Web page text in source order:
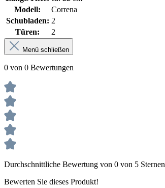
Modell:
Correna
Schubladen: 2
Türen:
2
Menü schließen
0 von 0 Bewertungen
Durchschnittliche Bewertung von 0 von 5 Sternen
Bewerten Sie dieses Produkt!